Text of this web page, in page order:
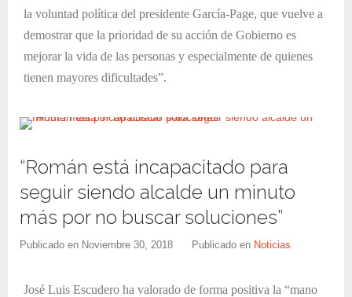
la voluntad política del presidente García-Page, que vuelve a
demostrar que la prioridad de su acción de Gobierno es
mejorar la vida de las personas y especialmente de quienes
tienen mayores dificultades”.
“Román está incapacitado para
seguir siendo alcalde un minuto
más por no buscar soluciones”
Publicado en Noviembre 30, 2018 Publicado en Noticias
José Luis Escudero ha valorado de forma positiva la “mano